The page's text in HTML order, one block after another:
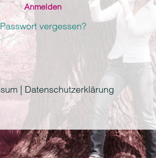
Passwort vergessen?
| Datenschutzerklärung